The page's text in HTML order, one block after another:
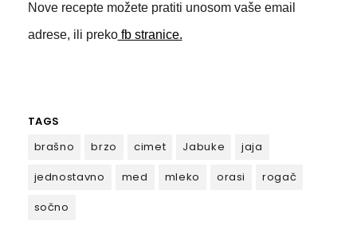
Nove recepte možete pratiti unosom vaše email
adrese, ili prekofb stranice.
TAGS
brašno
brzo cimet Jabuke
jaja
jednostavno
med mleko orasi
rogač
sočno